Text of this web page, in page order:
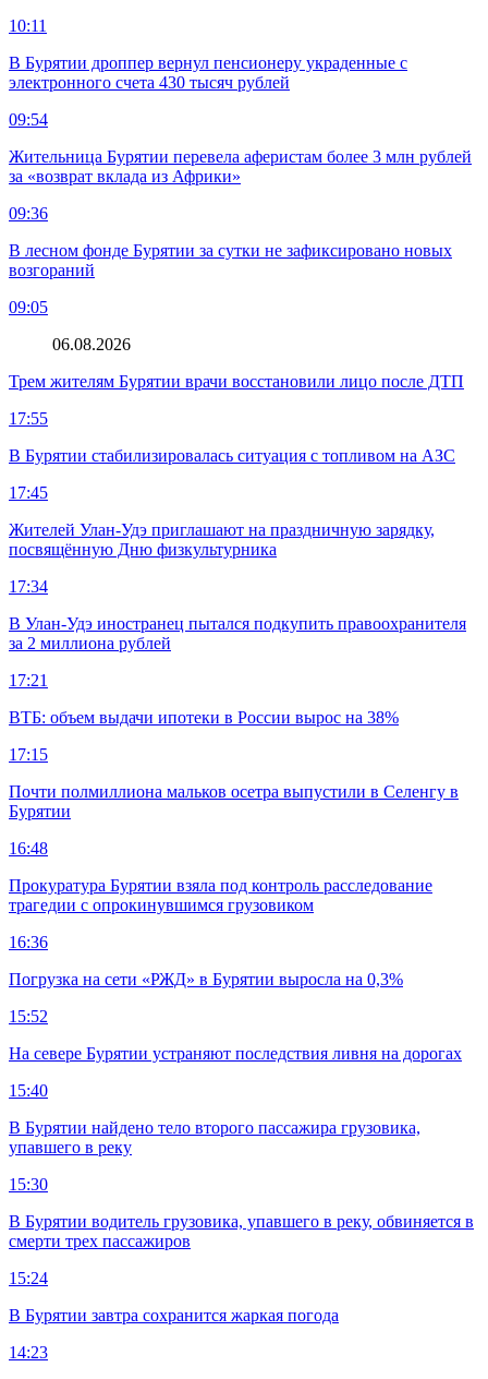
10:11
В Бурятии дроппер вернул пенсионеру украденные с
электронного счета 430 тысяч рублей
09:54
Жительница Бурятии перевела аферистам более 3 млн рублей
за «возврат вклада из Африки»
09:36
В лесном фонде Бурятии за сутки не зафиксировано новых
возгораний
09:05
06.08.2026
Трем жителям Бурятии врачи восстановили лицо после ДТП
17:55
В Бурятии стабилизировалась ситуация с топливом на АЗС
17:45
Жителей Улан-Удэ приглашают на праздничную зарядку,
посвящённую Дню физкультурника
17:34
В Улан-Удэ иностранец пытался подкупить правоохранителя
за 2 миллиона рублей
17:21
ВТБ: объем выдачи ипотеки в России вырос на 38%
17:15
Почти полмиллиона мальков осетра выпустили в Селенгу в
Бурятии
16:48
Прокуратура Бурятии взяла под контроль расследование
трагедии с опрокинувшимся грузовиком
16:36
Погрузка на сети «РЖД» в Бурятии выросла на 0,3%
15:52
На севере Бурятии устраняют последствия ливня на дорогах
15:40
В Бурятии найдено тело второго пассажира грузовика,
упавшего в реку
15:30
В Бурятии водитель грузовика, упавшего в реку, обвиняется в
смерти трех пассажиров
15:24
В Бурятии завтра сохранится жаркая погода
14:23